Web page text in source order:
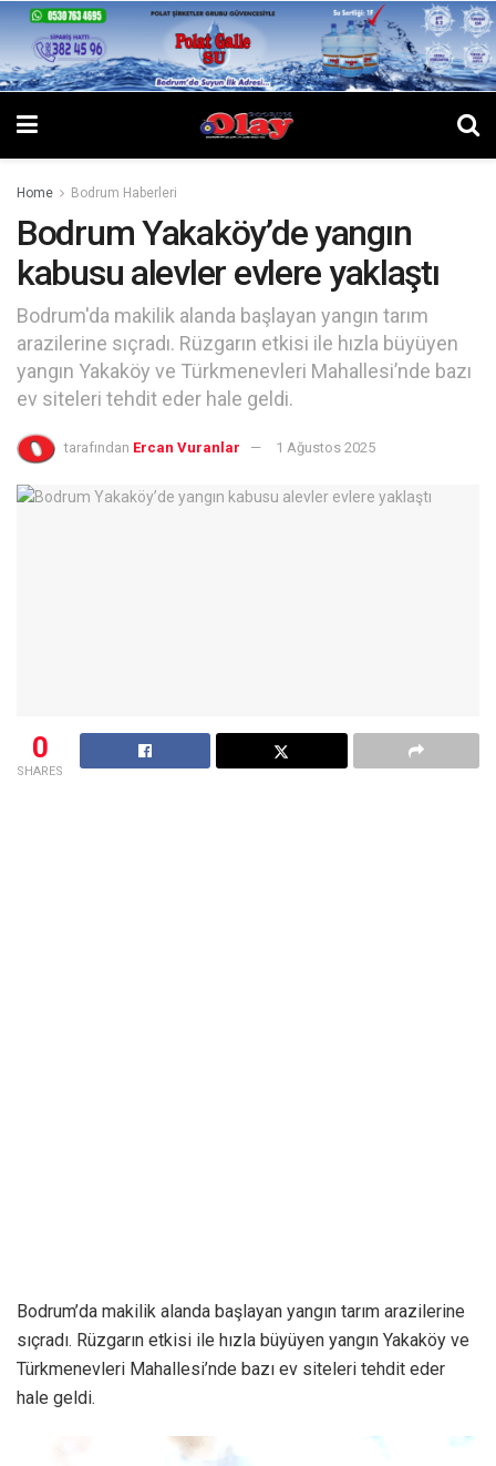
Home Bodrum Haberleri
Bodrum Yakaköy’de yangın
kabusu alevler evlere yaklaştı
Bodrum'da makilik alanda başlayan yangın tarım
arazilerine sıçradı. Rüzgarın etkisi ile hızla büyüyen
yangın Yakaköy ve Türkmenevleri Mahallesi’nde bazı
ev siteleri tehdit eder hale geldi.
tarafından Ercan Vuranlar 1 Ağustos 2025
0
SHARES
Bodrum’da makilik alanda başlayan yangın tarım arazilerine
sıçradı. Rüzgarın etkisi ile hızla büyüyen yangın Yakaköy ve
Türkmenevleri Mahallesi’nde bazı ev siteleri tehdit eder
hale geldi.